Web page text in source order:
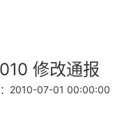
修改通报
2010-07-01 00:00:00